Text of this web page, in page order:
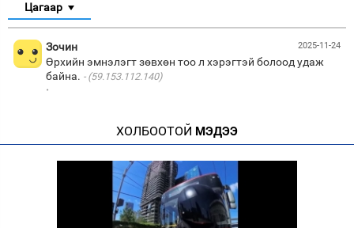
Цагаар
2025-11-24
Зочин
Өрхийн эмнэлэгт зөвхөн тоо л хэрэгтэй болоод удаж
байна.
(59.153.112.140)
·
ХОЛБООТОЙ МЭДЭЭ